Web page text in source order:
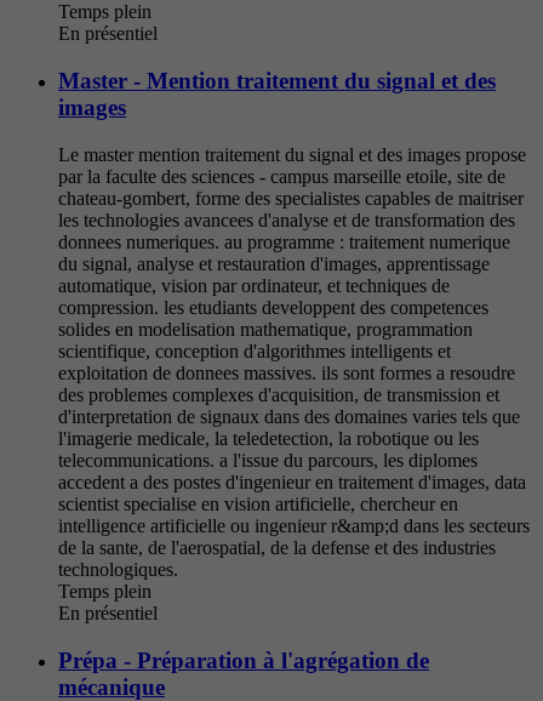
Temps plein
En présentiel
Master - Mention traitement du signal et des
images
Le master mention traitement du signal et des images propose
par la faculte des sciences - campus marseille etoile, site de
chateau-gombert, forme des specialistes capables de maitriser
les technologies avancees d'analyse et de transformation des
donnees numeriques. au programme : traitement numerique
du signal, analyse et restauration d'images, apprentissage
automatique, vision par ordinateur, et techniques de
compression. les etudiants developpent des competences
solides en modelisation mathematique, programmation
scientifique, conception d'algorithmes intelligents et
exploitation de donnees massives. ils sont formes a resoudre
des problemes complexes d'acquisition, de transmission et
d'interpretation de signaux dans des domaines varies tels que
l'imagerie medicale, la teledetection, la robotique ou les
telecommunications. a l'issue du parcours, les diplomes
accedent a des postes d'ingenieur en traitement d'images, data
scientist specialise en vision artificielle, chercheur en
intelligence artificielle ou ingenieur r&amp;d dans les secteurs
de la sante, de l'aerospatial, de la defense et des industries
technologiques.
Temps plein
En présentiel
Prépa - Préparation à l'agrégation de
mécanique